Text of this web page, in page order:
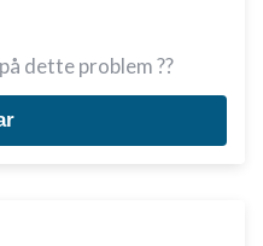
dette problem ??